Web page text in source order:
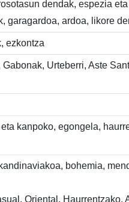
dendak, espezia
garagardoa, ardoa, likore
ezkontza
Urteberri, Aste
kanpoko, egongela,
bohemia,
Oriental, Haurrentzako,